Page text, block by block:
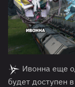
Ивонна еще
будет доступен